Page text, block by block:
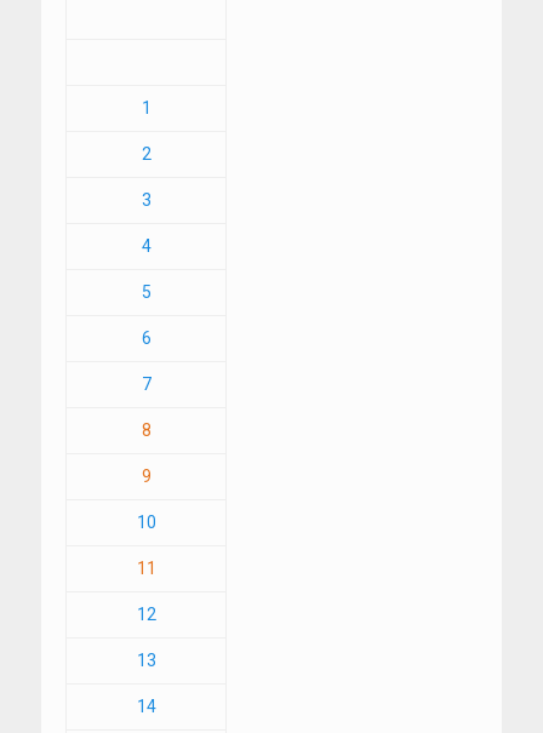
1
2
3
4
5
6
7
8
9
10
11
12
13
14